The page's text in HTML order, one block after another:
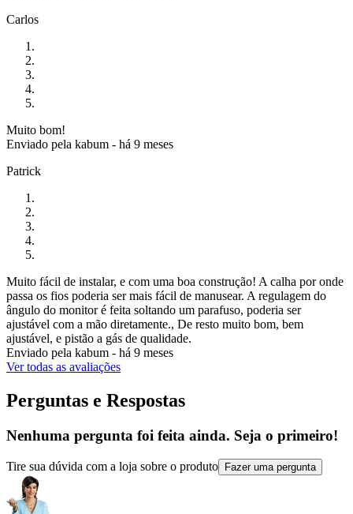
Carlos
Muito bom!
Enviado pela kabum - há 9 meses
Patrick
Muito fácil de instalar, e com uma boa construção! A calha por onde
passa os fios poderia ser mais fácil de manusear. A regulagem do
ângulo do monitor é feita soltando um parafuso, poderia ser
ajustável com a mão diretamente., De resto muito bom, bem
ajustável, e pistão a gás de qualidade.
Enviado pela kabum - há 9 meses
Ver todas as avaliações
Perguntas e Respostas
Nenhuma pergunta foi feita ainda. Seja o primeiro!
Tire sua dúvida com a loja sobre o produto Fazer uma pergunta